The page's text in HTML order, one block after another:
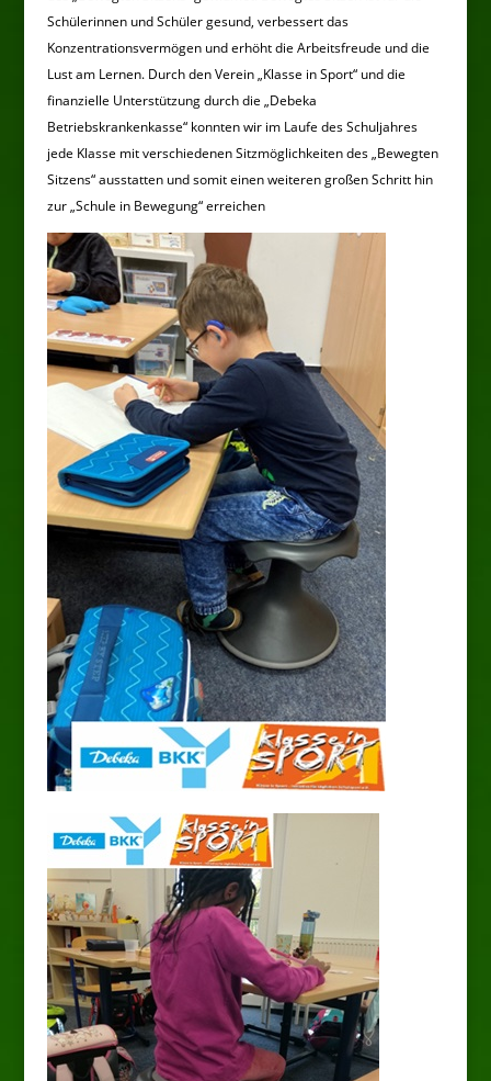
Schülerinnen und Schüler gesund, verbessert das
Konzentrationsvermögen und erhöht die Arbeitsfreude und die
Lust am Lernen. Durch den Verein „Klasse in Sport“ und die
finanzielle Unterstützung durch die „Debeka
Betriebskrankenkasse“ konnten wir im Laufe des Schuljahres
jede Klasse mit verschiedenen Sitzmöglichkeiten des „Bewegten
Sitzens“ ausstatten und somit einen weiteren großen Schritt hin
zur „Schule in Bewegung“ erreichen